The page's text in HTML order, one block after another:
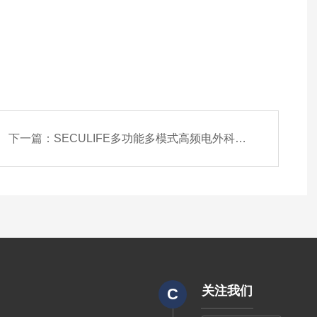
下一篇： SECULIFE多功能多模式高频电外科手术设备测试仪
C 关注我们